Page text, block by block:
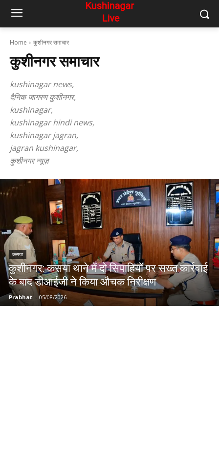
Home कुशीनगर समाचार
कुशीनगर समाचार
kushinagar news,
दैनिक जागरण कुशीनगर,
kushinagar,
kushinagar hindi news,
kushinagar jagran,
jagran kushinagar,
कुशीनगर न्यूज़
कसया
कुशीनगर: कसया थाने में दो सिपाहियों पर सख्त कार्रवाई
के बाद डीआईजी ने किया औचक निरीक्षण
Prabhat - 05/08/2026